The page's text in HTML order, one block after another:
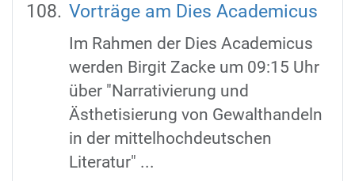
Vorträge am Dies Academicus
Im Rahmen der Dies Academicus
werden Birgit Zacke um 09:15 Uhr
über "Narrativierung und
Ästhetisierung von Gewalthandeln
in der mittelhochdeutschen
Literatur" ...